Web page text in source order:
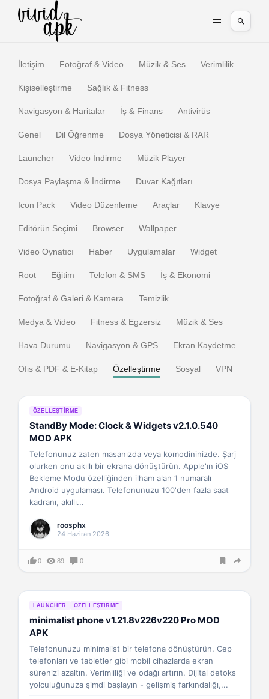
İletişim Fotoğraf & Video Müzik & Ses Verimlilik
Kişiselleştirme Sağlık & Fitness
Navigasyon & Haritalar İş & Finans Antivirüs
Genel Dil Öğrenme Dosya Yöneticisi & RAR
Launcher Video İndirme Müzik Player
Dosya Paylaşma & İndirme Duvar Kağıtları
Icon Pack Video Düzenleme Araçlar Klavye
Editörün Seçimi Browser Wallpaper
Video Oynatıcı Haber Uygulamalar Widget
Root Eğitim Telefon & SMS İş & Ekonomi
Fotoğraf & Galeri & Kamera Temizlik
Medya & Video Fitness & Egzersiz Müzik & Ses
Hava Durumu Navigasyon & GPS Ekran Kaydetme
Ofis & PDF & E-Kitap Özelleştirme Sosyal VPN
ÖZELLEŞTIRME
StandBy Mode: Clock & Widgets v2.1.0.540
MOD APK
Telefonunuz zaten masanızda veya komodininizde. Şarj
olurken onu akıllı bir ekrana dönüştürün. Apple'ın iOS
Bekleme Modu özelliğinden ilham alan 1 numaralı
Android uygulaması. Telefonunuzu 100'den fazla saat
kadranı, akıllı...
roosphx
24 Haziran 2026
0 89 0
LAUNCHER ÖZELLEŞTIRME
minimalist phone v1.21.8v226v220 Pro MOD
APK
Telefonunuzu minimalist bir telefona dönüştürün. Cep
telefonları ve tabletler gibi mobil cihazlarda ekran
sürenizi azaltın. Verimliliği ve odağı artırın. Dijital detoks
yolculuğunuza şimdi başlayın - gelişmiş farkındalığı,...